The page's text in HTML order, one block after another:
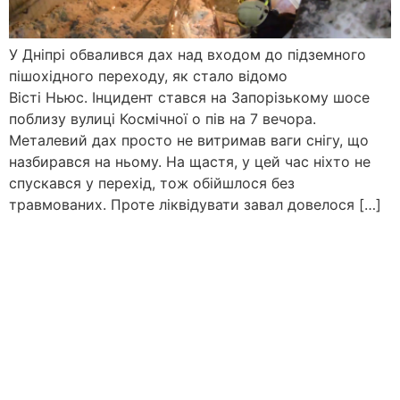
У Дніпрі обвалився дах над входом до підземного
пішохідного переходу, як стало відомо
Вісті Ньюс. Інцидент стався на Запорізькому шосе
поблизу вулиці Космічної о пів на 7 вечора.
Металевий дах просто не витримав ваги снігу, що
назбирався на ньому. На щастя, у цей час ніхто не
спускався у перехід, тож обійшлося без
травмованих. Проте ліквідувати завал довелося […]